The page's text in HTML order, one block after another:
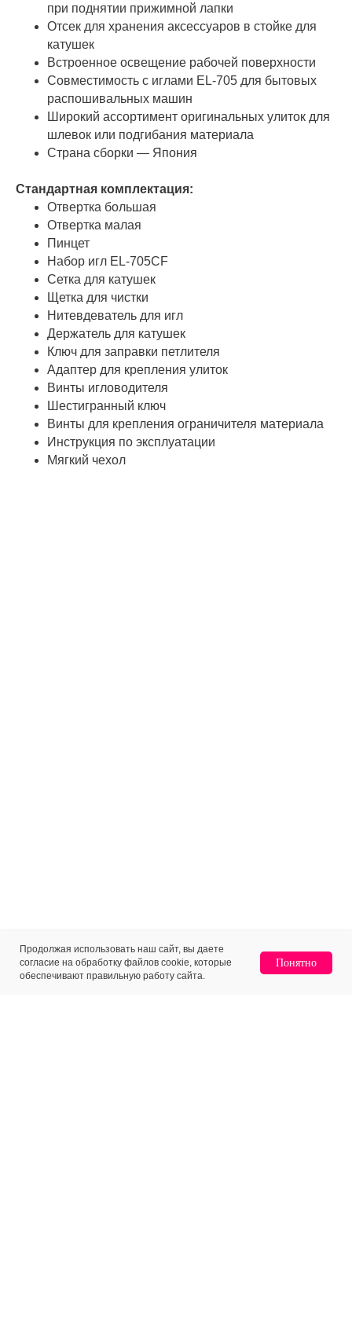
Продолжая использовать наш сайт, вы даете
согласие на обработку файлов cookie, которые
обеспечивают правильную работу сайта.
Понятно
при поднятии прижимной лапки
Отсек для хранения аксессуаров в стойке для
катушек
Встроенное освещение рабочей поверхности
Cовместимость с иглами EL-705 для бытовых
распошивальных машин
Широкий ассортимент оригинальных улиток для
шлевок или подгибания материала
Страна сборки — Япония
Стандартная комплектация:
Отвертка большая
Отвертка малая
Пинцет
Набор игл EL-705CF
Сетка для катушек
Щетка для чистки
Нитевдеватель для игл
Держатель для катушек
Ключ для заправки петлителя
Адаптер для крепления улиток
Винты игловодителя
Шестигранный ключ
Винты для крепления ограничителя материала
Инструкция по эксплуатации
Мягкий чехол